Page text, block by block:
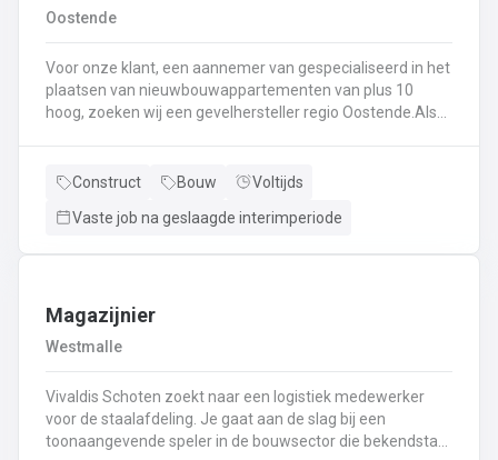
Oostende
Voor onze klant, een aannemer van gespecialiseerd in het
plaatsen van nieuwbouwappartementen van plus 10
hoog, zoeken wij een gevelhersteller regio Oostende.Als
collegas. Je zal voornamelijk ingezet worden voor:
gevel;Opnieuw voegen van bakstenen;Renovatie van
wapening en voorzien van een beschermlaag;Herstellen
2de natuur en heeft weinig geheimen voor jou. Je weet de
aanpakken. Dan is dit zeker de job voor jou!
Construct Bouw
Voltijds
Vaste job na geslaagde interimperiode
Magazijnier
Westmalle
Vivaldis Schoten zoekt naar een logistiek medewerker
voor de staalafdeling. Je gaat aan de slag bij een
toonaangevende speler in de bouwsector die bekendstaat